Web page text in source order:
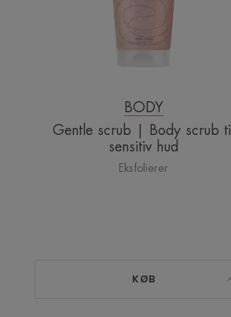
BODY
Gentle scrub | Body scrub til
sensitiv hud
Eksfolierer
KØB